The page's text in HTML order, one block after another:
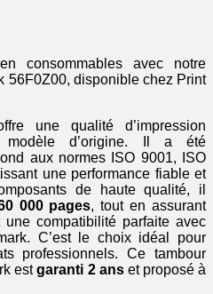
consommables avec notre
56F0Z00, disponible chez Print
une qualité d’impression
d’origine. Il a été
aux normes ISO 9001, ISO
une performance fiable et
de haute qualité, il
000 pages, tout en assurant
compatibilité parfaite avec
C’est le choix idéal pour
professionnels. Ce tambour
estgaranti 2 anset proposé à